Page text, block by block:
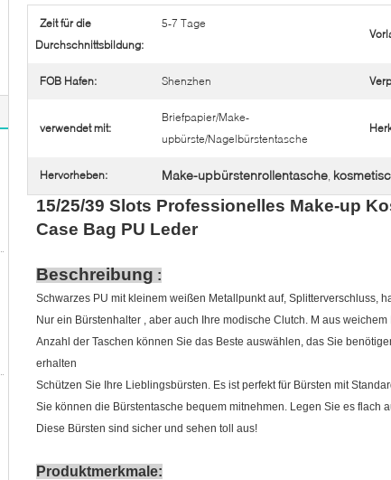
Zeit für die
Durchschnittsbildung:
5-7 Tage
FOB Hafen: Shenzhen
verwendet mit:
Briefpapier/Make-
upbürste/Nagelbürstentasche
Hervorheben: Make-upbürstenrollentasche,
15/25/39 Slots Professionelles Make-up
Case Bag PU Leder
Beschreibung :
Schwarzes PU mit kleinem weißen Metallpunkt auf, Splitterverschluss,
Nur ein Bürstenhalter , aber auch Ihre modische Clutch. M aus weichem
Anzahl der Taschen können Sie das Beste auswählen, das Sie
erhalten
Schützen Sie Ihre Lieblingsbürsten. Es ist perfekt für Bürsten mit
Sie können die Bürstentasche bequem mitnehmen. Legen Sie es flach
Diese Bürsten sind sicher und sehen toll aus!
Produktmerkmale: